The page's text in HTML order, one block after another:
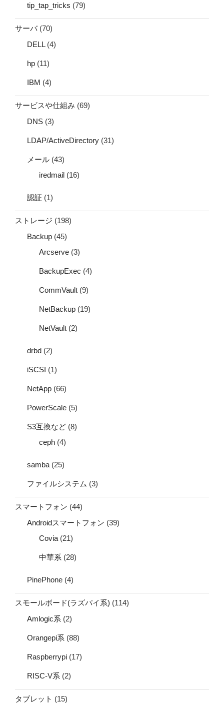
tip_tap_tricks (79)
サーバ(70)
DELL(4)
hp (11)
IBM (4)
サービスや仕組み (69)
DNS (3)
LDAP/ActiveDirectory (31)
メール (43)
iredmail (16)
認証 (1)
ストレージ (198)
Backup (45)
Arcserve (3)
BackupExec (4)
CommVault (9)
NetBackup (19)
NetVault (2)
drbd (2)
iSCSI (1)
NetApp (66)
PowerScale (5)
S3互換など (8)
ceph (4)
samba (25)
ファイルシステム (3)
スマートフォン (44)
Androidスマートフォン (39)
Covia (21)
中華系 (28)
PinePhone (4)
スモールボード(ラズパイ系) (114)
Amlogic系 (2)
Orangepi系 (88)
Raspberrypi (17)
RISC-V系 (2)
タブレット (15)